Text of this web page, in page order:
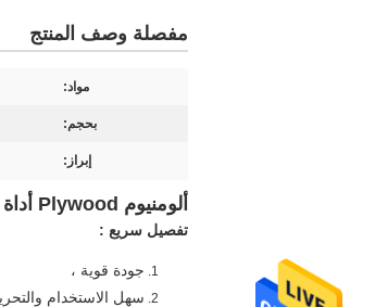
مفصلة وصف المنتج
مواد:
بحجم:
إبراز:
ألومنيوم Plywood أداة حالات مع 13cm إرتفاع عجلات
تفصيل سريع :
جودة قوية ،
سهل الاستخدام